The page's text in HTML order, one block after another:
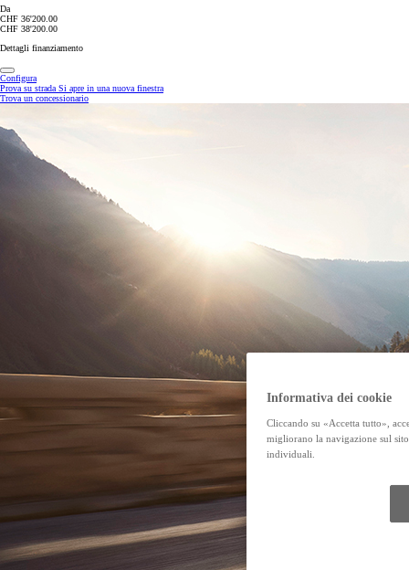
Da
CHF 36'200.00
CHF 38'200.00
Dettagli finanziamento
Configura
Prova su strada Si apre in una nuova finestra
Trova un concessionario
Informativa dei cookie
Cliccando su «Accetta tutto»,
migliorano la navigazione sul
individuali.